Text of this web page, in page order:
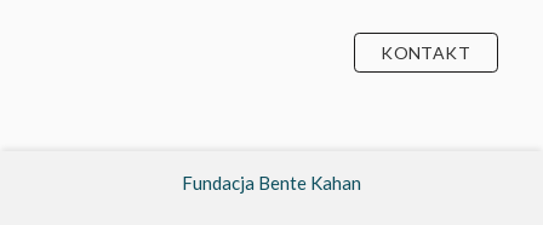
KONTAKT
Fundacja Bente Kahan